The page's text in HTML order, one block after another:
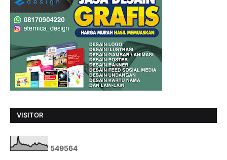
VISITOR
549564